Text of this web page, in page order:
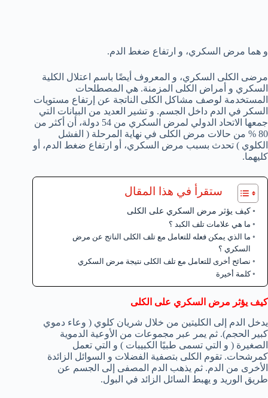
و هما مرض السكري، و ارتفاع ضغط الدم.
مرضى الكلى السكري، و المعروف أيضًا باسم اعتلال الكلية
السكري و أمراض الكلى المزمنة. هي المصطلحات
المستخدمة لوصف مشاكل الكلى الناتجة عن إرتفاع مستويات
السكر في الدم داخل الجسم. و تشير العديد من البيانات التي
جمعها الاتحاد الدولي لمرض السكري من 54 دولة، أن أكثر من
80 % من حالات مرض الكلى في نهاية المرحلة ( الفشل
الكلوي ) تحدث بسبب مرض السكري، أو ارتفاع ضغط الدم، أو
كليهما.
ستقرأ في هذا المقال
كيف يؤثر مرض السكري على الكلى
ما هي علامات تلف الكبد ؟
ما الذي يمكن فعله للتعامل مع تلف الكلى الناتج عن مرض
السكري ؟
نصائح أخرى للتعامل مع تلف الكلى نتيجة مرض السكري
كلمة أخيرة
كيف يؤثر مرض السكري على الكلى
يدخل الدم إلى الكليتين من خلال شريان كلوي ( وعاء دموي
كبير الحجم). ثم يمر عبر مجموعات من الأوعية الدموية
الصغيرة ( و التي تسمى طبيًا الكبيبات ) و التي تعمل
كمرشحات. تقوم الكلى بتصفية الفضلات و السوائل الزائدة
الأخرى من الدم. ثم يذهب الدم المصفى إلى الجسم عن
طريق الوريد و يهبط السائل الزائد في البول.